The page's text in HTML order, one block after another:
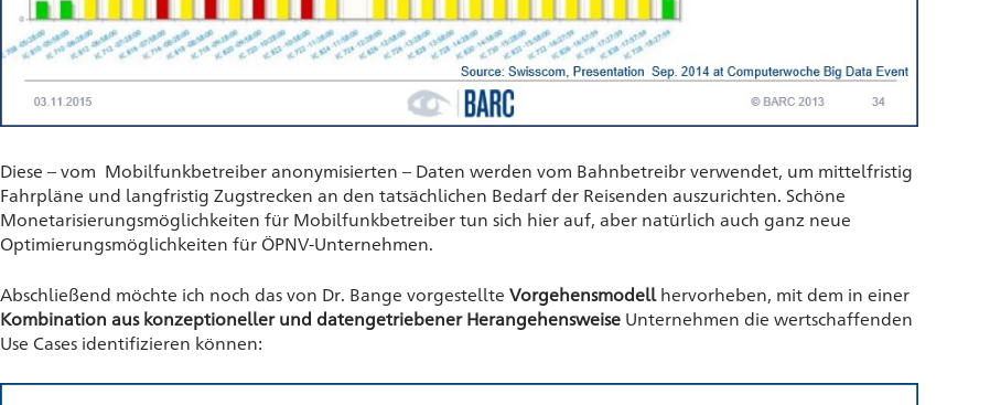
Diese – vom Mobilfunkbetreiber anonymisierten – Daten werden vom Bahnbetreibr verwendet, um mittelfristig
Fahrpläne und langfristig Zugstrecken an den tatsächlichen Bedarf der Reisenden auszurichten. Schöne
Monetarisierungsmöglichkeiten für Mobilfunkbetreiber tun sich hier auf, aber natürlich auch ganz neue
Optimierungsmöglichkeiten für ÖPNV-Unternehmen.
Abschließend möchte ich noch das von Dr. Bange vorgestellte Vorgehensmodellhervorheben, mit dem in einer
Kombination aus konzeptioneller und datengetriebener Herangehensweise Unternehmen die wertschaffenden
Use Cases identifizieren können: